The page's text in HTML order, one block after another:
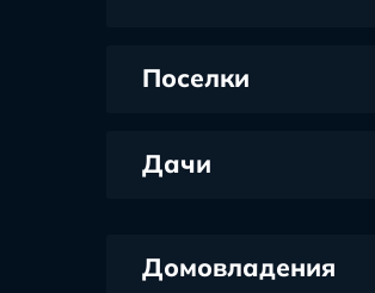
Поселки
Дачи
Домовладения